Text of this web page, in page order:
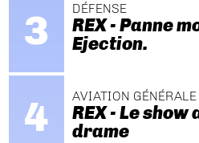
DÉFENSE
REX - Panne
Ejection.
AVIATION GÉNÉRALE
REX - Le
drame